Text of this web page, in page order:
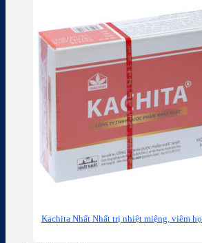
Kachita Nhất Nhất trị nhiệt miệng, viêm